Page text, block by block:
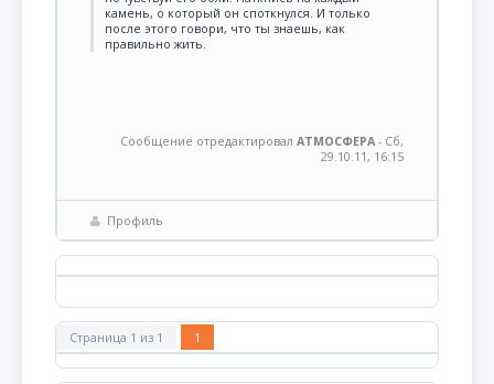
камень, о который он споткнулся. И только
после этого говори, что ты знаешь, как
правильно жить.
Сообщение отредактировал АТМОСФЕРА - Сб,
29.10.11, 16:15
Профиль
Страница 1 из 1 1